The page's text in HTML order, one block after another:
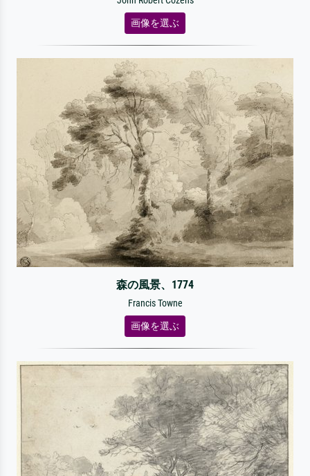
画像を選ぶ
森の風景、1774
Francis Towne
画像を選ぶ